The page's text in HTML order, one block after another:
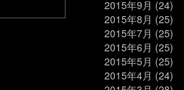
2015年9月 (24)
2015年8月 (25)
2015年7月 (25)
2015年6月 (25)
2015年5月 (25)
2015年4月 (24)